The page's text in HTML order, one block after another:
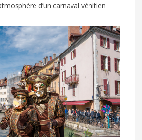
d’un carnaval vénitien.